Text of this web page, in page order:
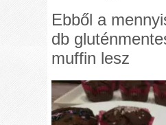
Ebből a
db
muffin lesz